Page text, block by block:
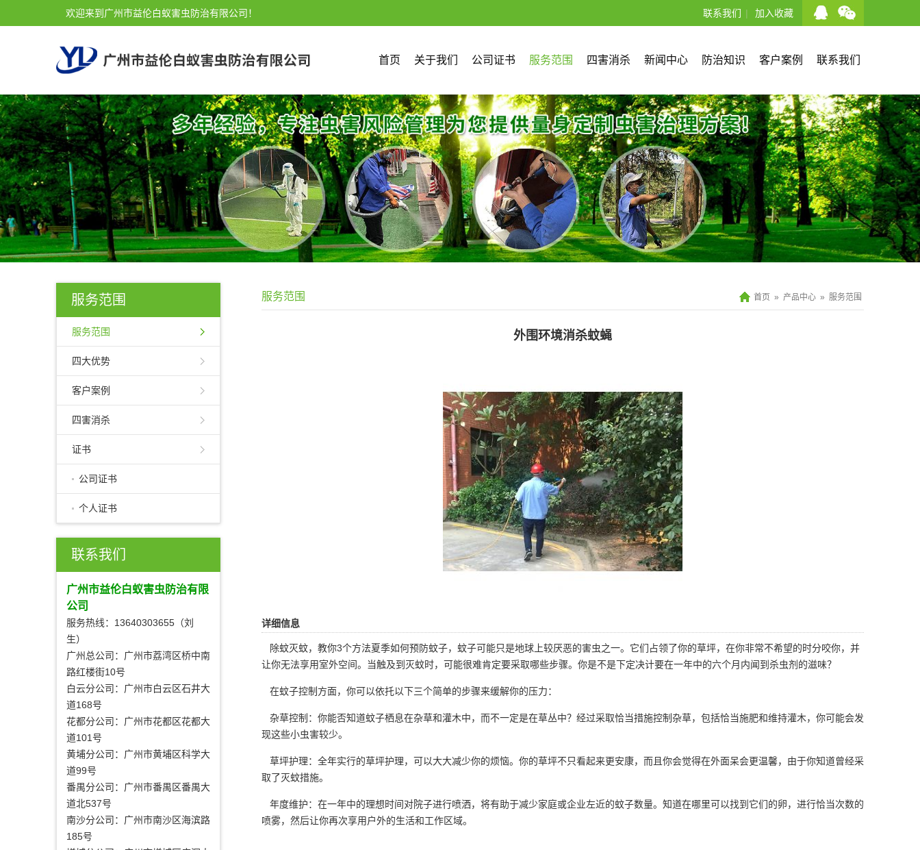
欢迎来到广州市益伦白蚁害虫防治有限公司！ 联系我们 | 加入收藏
首页 关于我们 公司证书 服务范围 四害消杀 新闻中心 防治知识 客户案例 联系我们
服务范围
服务范围
四大优势
客户案例
四害消杀
证书
公司证书
个人证书
联系我们
广州市益伦白蚁害虫防治有限
公司
服务热线：13640303655（刘
生）
广州总公司：广州市荔湾区桥中南
路红楼街10号
白云分公司：广州市白云区石井大
道168号
花都分公司：广州市花都区花都大
道101号
黄埔分公司：广州市黄埔区科学大
道99号
番禺分公司：广州市番禺区番禺大
道北537号
南沙分公司：广州市南沙区海滨路
185号
服务范围 首页 » 产品中心 » 服务范围
外围环境消杀蚊蝇
详细信息
除蚊灭蚊，教你3个方法夏季如何预防蚊子，蚊子可能只是地球上较厌恶的害虫之一。它们占领了你的草坪，在你非常不希望的时分咬你，并
让你无法享用室外空间。当触及到灭蚊时，可能很难肯定要采取哪些步骤。你是不是下定决计要在一年中的六个月内闻到杀虫剂的滋味？
在蚊子控制方面，你可以依托以下三个简单的步骤来缓解你的压力：
杂草控制：你能否知道蚊子栖息在杂草和灌木中，而不一定是在草丛中？经过采取恰当措施控制杂草，包括恰当施肥和维持灌木，你可能会发
现这些小虫害较少。
草坪护理：全年实行的草坪护理，可以大大减少你的烦恼。你的草坪不只看起来更安康，而且你会觉得在外面呆会更温馨，由于你知道曾经采
取了灭蚊措施。
年度维护：在一年中的理想时间对院子进行喷洒，将有助于减少家庭或企业左近的蚊子数量。知道在哪里可以找到它们的卵，进行恰当次数的
喷雾，然后让你再次享用户外的生活和工作区域。